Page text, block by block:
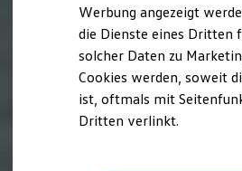
Autonomes Fahren
Mehr zum ID. Buzz
Online Beratung
California Club
California Magazin &
Vanlife
Werbung angezeigt
die Dienste eines Dritten
solcher Daten zu
Cookies werden, soweit
ist, oftmals mit
Dritten verlinkt.